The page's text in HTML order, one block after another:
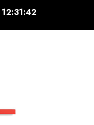
12:31:43